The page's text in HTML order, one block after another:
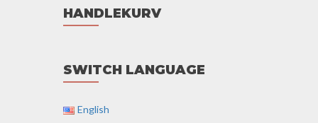
HANDLEKURV
SWITCH LANGUAGE
English